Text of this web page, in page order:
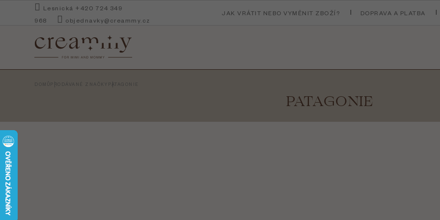
Lesnická +420 724 349
968
objednavky@creammy.cz
JAK VRÁTIT NEBO VYMĚNIT ZBOŽÍ? DOPRAVA A PLATBA
DOMŮPRODÁVANÉ ZNAČKY PATAGONIE
PATAGONIE